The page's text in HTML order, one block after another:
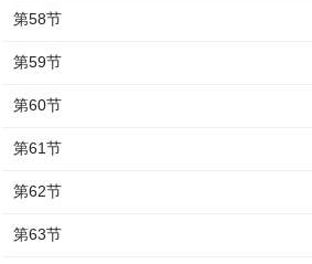
第58节
第59节
第60节
第61节
第62节
第63节